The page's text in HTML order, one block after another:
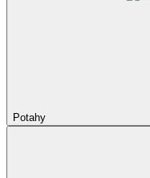
Potahy